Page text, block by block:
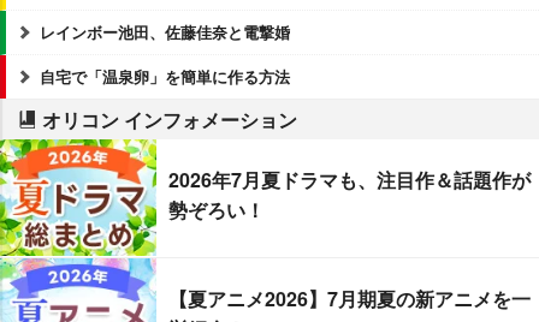
レインボー池田、佐藤佳奈と電撃婚
自宅で「温泉卵」を簡単に作る方法
オリコン インフォメーション
2026年7月夏ドラマも、注目作＆話題作が
勢ぞろい！
【夏アニメ2026】7月期夏の新アニメを一